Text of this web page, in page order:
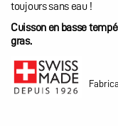
toujours sans eau !
Cuisson en basse
gras.